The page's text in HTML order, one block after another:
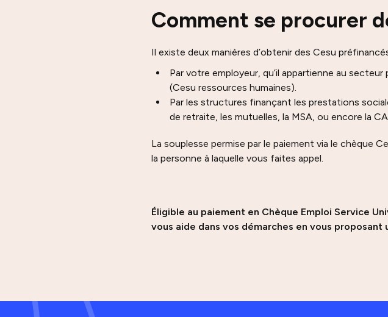
Comment se procurer
Il existe deux manières d’obtenir des Cesu
Par votre employeur, qu’il appartienne au
(Cesu ressources humaines).
Par les structures finançant les prestations
de retraite, les mutuelles, la MSA, ou encore la
La souplesse permise par le paiement via le chèque
la personne à laquelle vous faites appel.
Éligible au paiement en Chèque Emploi Service
vous aide dans vos démarches en vous